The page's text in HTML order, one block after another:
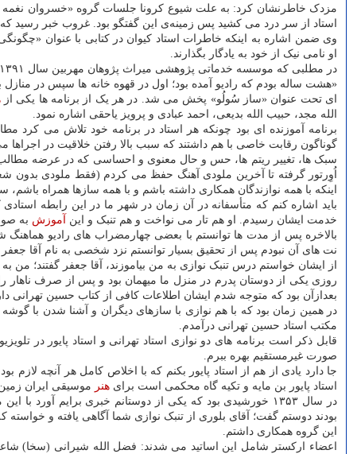
مزدک خاطرنشان کرد: به علت شیوع کرونا جلسات گروه «خسروان نغمه
استاد از سر درد می کشید پس زمینه‌ی این گفتگو بود. غروب خبر رسید
وی ضمن اشاره به اینکه خاطرات استاد کیوان در کتابی با عنوان
او نامی نیک از خود به یادگار بگذارند.
در مطلبی که موسسه خدماتی پژوهشی میراث پژوهان مهربین سال ۱۳۹۱ منتشر نموده،
«هشت ساله بودم که رادیو آمده بود؛ اول در قهوه خانه ها سپس در
ای تحت عنوان «ساز سُولُو» پخش می شد. در هر یک از برنامه ها یکی از
الله مجد، حبیب الله بدیعی، احمد عبادی و پرویز یاحقی اشاره نمود.
برنامه آموزنده ای بود چونکه هر استاد در برنامه خود تلاش می کرد
گوناگون رقابت خاصی با هم داشتند که سبب بالا رفتن خلاقیت در
سبک ها، تغییر ریتم ها، حس و حال معنوی و احساسی که در عرضه
اُوِرتور گرفته تا آخرین ملودی آهنگ حفظ می کردم (فقط ملودی بدون
اینکه با همه نوازندگان همکاری داشته باشم و با همه سازها همراه باشم،
باید اشاره کنم که متأسفانه در آن زمان در شهر ما در این رابطه
خدمت ایشان رسیدم. او هم تار می نواخت و هم تنبک و این آموزش به
بالاخره پس از مدت ها توانستم با بعضی چهارمضراب های رادیو هماهنگ
نت های آن نبودم پس از تحقیق بسیار توانستم نزد شخصی به نام آقا جعفر
از ایشان خواستم درس تنبک نوازی به من بیاموزند، آقا جعفر گفتند؛
روزی یکی از دوستان پدرم در منزل ما میهمان بود و پس از صرف
بعدازآن بود که متوجه شدم ایشان اطلاعات کافی از کتاب حسین تهرانی
در همین زمان بود که با هم نوازی با سازهای دیگران و آشنا شدن با
مکتب استاد حسین تهرانی درآمدم.
قابل ذکر است برنامه های دو نوازی استاد تهرانی و استاد پایور در
صورت غیرمستقیم بهره ببرم.
جا دارد یادی از هم از استاد پایور بکنم که با اخلاص کامل هر آنچه لازم
استاد پایور بن مایه و تکیه گاه محکمی است برای هنر
موسیقی ایران
در سال ۱۳۵۳ خورشیدی بود که یکی از دوستانم خبری برایم
این گروه همکاری داشتم.
اعضاء ارکستر شامل این اساتید می شدند: فضل الله شیرانی (سخا) شاعر